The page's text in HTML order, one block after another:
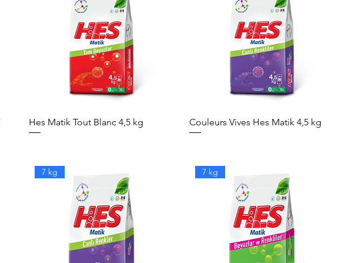
Hes Matik Tout Blanc 4,5 kg Couleurs Vives Hes Matik 4,5 kg
7 kg 7 kg